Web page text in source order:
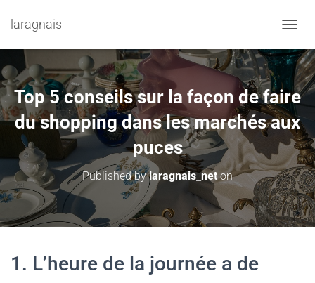
laragnais
Top 5 conseils sur la façon de faire
du shopping dans les marchés aux
puces
Published bylaragnais_neton
1. L’heure de la journée a de